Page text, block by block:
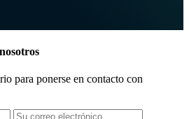
para ponerse en contacto con